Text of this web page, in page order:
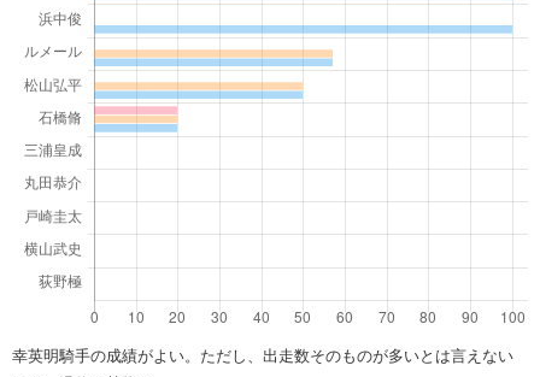
幸英明騎手の成績がよい。ただし、出走数そのものが多いとは言えない